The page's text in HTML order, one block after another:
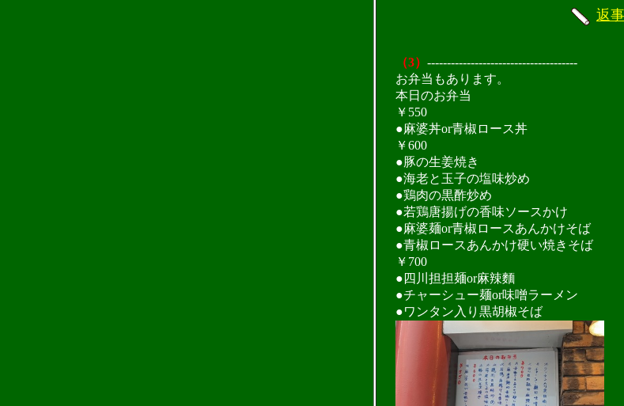
返
（3） --------------------------------------
お弁当もあります。
本日のお弁当
￥550
●麻婆丼or青椒ロース丼
￥600
●豚の生姜焼き
●海老と玉子の塩味炒め
●鶏肉の黒酢炒め
●若鶏唐揚げの香味ソースかけ
●麻婆麺or青椒ロースあんかけそば
●青椒ロースあんかけ硬い焼きそば
￥700
●四川担担麺or麻辣麵
●チャーシュー麺or味噌ラーメン
●ワンタン入り黒胡椒そば